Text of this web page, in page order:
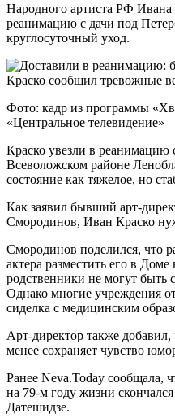
Народного артиста РФ Ивана
реанимацию с дачи под
круглосуточный уход.
Фото: кадр из программы
«Центральное телевидение»
Краско увезли в реанимацию
Всеволожском районе
состояние как тяжелое, но
Как заявил бывший арт-
Смородинов, Иван Краско
Смородинов поделился, что
актера разместить его в
родственники не могут быть
Однако многие учреждения
сиделка с медицинским
Арт-директор также
менее сохраняет чувство
Ранее Neva.Today сообщала,
на 79-м году жизни
Датешидзе.